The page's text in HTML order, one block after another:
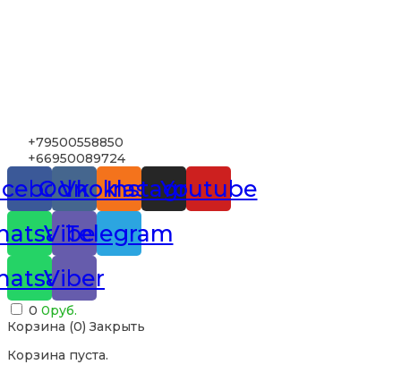
+79500558850
+66950089724
Vk
Odnoklassniki
Instagram
Youtube
Viber
Telegram
Viber
0 0руб.
Корзина (0) Закрыть
Корзина пуста.